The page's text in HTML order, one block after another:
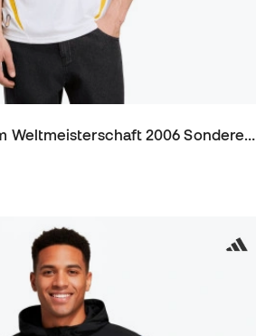
Deutschland Heim Weltmeisterschaft 2006 Sonderedition Trikot